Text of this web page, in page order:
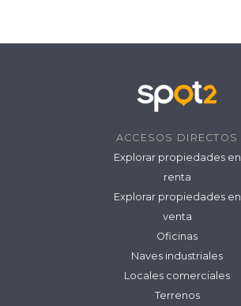
ACCESOS DIRECTOS
Explorar propiedades en
renta
Explorar propiedades en
venta
Oficinas
Naves industriales
Locales comerciales
Terrenos